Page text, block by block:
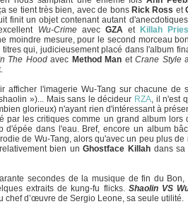
se tient très bien, avec de bons Rick Ross et
finit un objet contenant autant
Wu-Crimeavec GZAet Killah
moindre mesure, pour le second morceau
titres qui, judicieusement placé dans l'album
The Hoodavec Method Man etCrane Style
afficher l'imagerie Wu-Tang sur chacune de
»)... Mais sans le décideur RZA, il n'est
glorieux) n'ayant rien d'intéressant à
par les critiques comme un grand album lors
d'épée dans l'eau. Bref, encore un album
de Wu-Tang, alors qu'avec un peu plus
bien unGhostface Killah dans sa
secondes de la musique de fin du
extraits de kung-fu flicks. Shaolin VS
chef d’œuvre de Sergio Leone, sa seule utilité.